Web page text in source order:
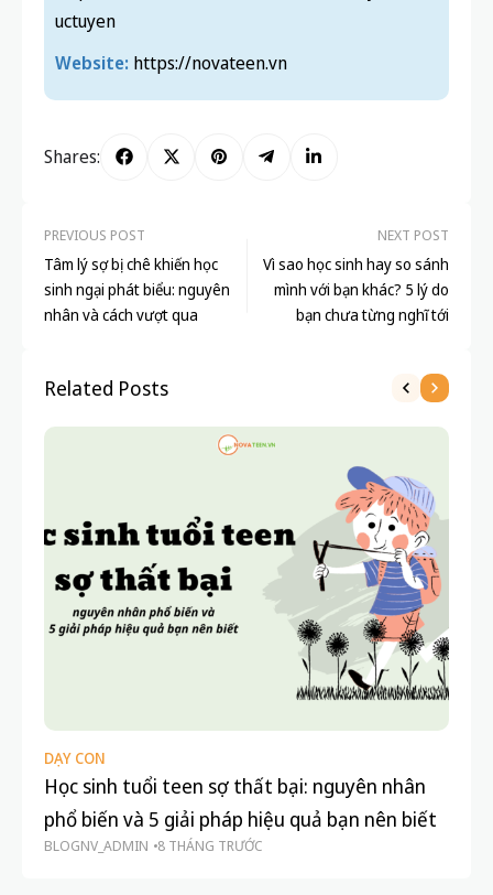
uctuyen
Website: https://novateen.vn
Shares:
PREVIOUS POST
Tâm lý sợ bị chê khiến học
sinh ngại phát biểu: nguyên
nhân và cách vượt qua
NEXT POST
Vì sao học sinh hay so sánh
mình với bạn khác? 5 lý do
bạn chưa từng nghĩ tới
Related Posts
DẠY CON
Học sinh tuổi teen sợ thất bại: nguyên nhân
phổ biến và 5 giải pháp hiệu quả bạn nên biết
BLOGNV_ADMIN 8 THÁNG TRƯỚC